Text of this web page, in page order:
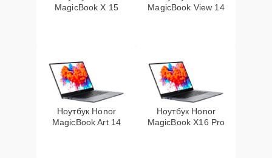
MagicBook X 15
MagicBook View 14
Ноутбук Honor
MagicBook Art 14
Ноутбук Honor
MagicBook X16 Pro